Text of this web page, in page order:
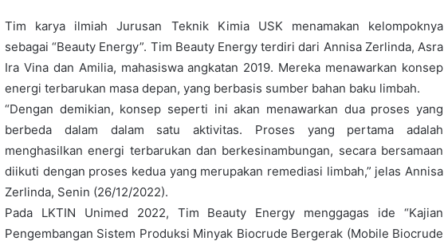
Tim karya ilmiah Jurusan Teknik Kimia USK menamakan kelompoknya
sebagai “Beauty Energy”. Tim Beauty Energy terdiri dari Annisa Zerlinda, Asra
Ira Vina dan Amilia, mahasiswa angkatan 2019. Mereka menawarkan konsep
energi terbarukan masa depan, yang berbasis sumber bahan baku limbah.
“Dengan demikian, konsep seperti ini akan menawarkan dua proses yang
berbeda dalam dalam satu aktivitas. Proses yang pertama adalah
menghasilkan energi terbarukan dan berkesinambungan, secara bersamaan
diikuti dengan proses kedua yang merupakan remediasi limbah,” jelas Annisa
Zerlinda, Senin (26/12/2022).
Pada LKTIN Unimed 2022, Tim Beauty Energy menggagas ide “Kajian
Pengembangan Sistem Produksi Minyak Biocrude Bergerak (Mobile Biocrude